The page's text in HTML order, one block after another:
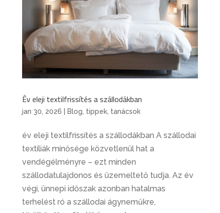
Év eleji textilfrissítés a szállodákban
jan 30, 2026 Blog tippek, tanácsok
év eleji textilfrissítés a szállodákban A szállodai
textíliák minősége közvetlenül hat a
vendégélményre – ezt minden
szállodatulajdonos és üzemeltető tudja. Az év
végi, ünnepi időszak azonban hatalmas
terhelést ró a szállodai ágyneműkre,